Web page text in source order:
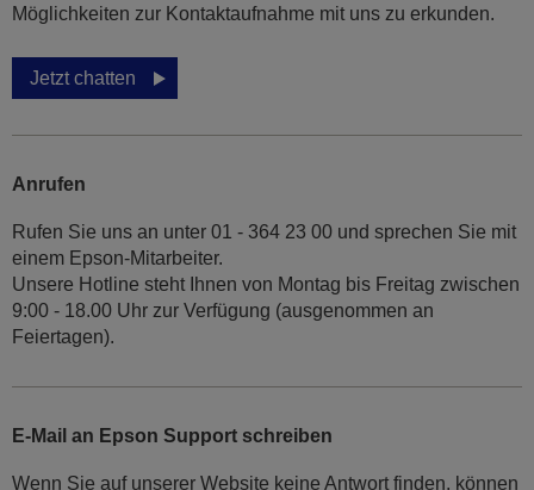
Möglichkeiten zur Kontaktaufnahme mit uns zu erkunden.
Jetzt chatten
Anrufen
Rufen Sie uns an unter 01 - 364 23 00 und sprechen Sie mit
einem Epson-Mitarbeiter.
Unsere Hotline steht Ihnen von Montag bis Freitag zwischen
9:00 - 18.00 Uhr zur Verfügung (ausgenommen an
Feiertagen).
E-Mail an Epson Support schreiben
Wenn Sie auf unserer Website keine Antwort finden, können